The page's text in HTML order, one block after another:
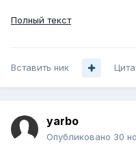
Полный текст
Вставить ник
yarbo
Опубликовано 30